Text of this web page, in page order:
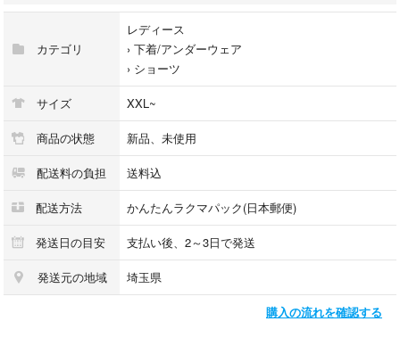
カテゴリ
レディース
› 下着/アンダーウェア
› ショーツ
サイズ XXL~
商品の状態 新品、未使用
配送料の負担 送料込
配送方法 かんたんラクマパック(日本郵便)
発送日の目安 支払い後、2～3日で発送
発送元の地域 埼玉県
購入の流れを確認する